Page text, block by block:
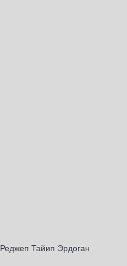
Реджеп Тайип Эрдоган